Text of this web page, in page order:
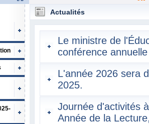
Actualités
Le ministre de
conférence
L'année 2026 sera
2025.
Journée d'activités
Année de la